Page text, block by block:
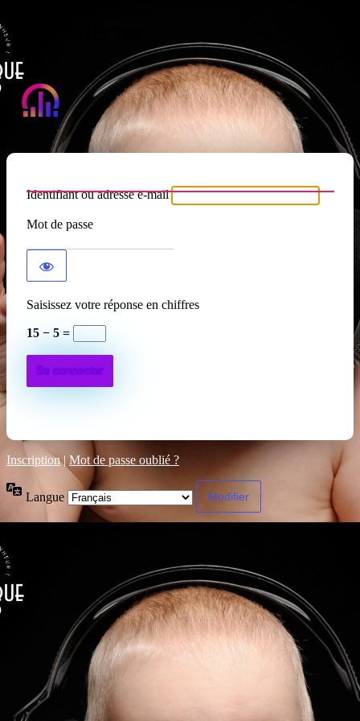
Se connecter
Atypique RADIO
Identifiant ou adresse e-mail
Mot de passe
Saisissez votre réponse en chiffres
15 − 5 =
Inscription| Mot de passe oublié ?
Langue